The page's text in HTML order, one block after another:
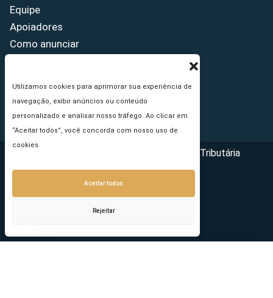
Utilizamos cookies para aprimorar sua experiência de
navegação, exibir anúncios ou conteúdo
personalizado e analisar nosso tráfego. Ao clicar em
“Aceitar todos”, você concorda com nosso uso de
cookies.
Aceitar todos
Rejeitar
Equipe
Apoiadores
Como anunciar
Princípios Editoriais
Copyright © 2026 - Portal da Reforma Tributária